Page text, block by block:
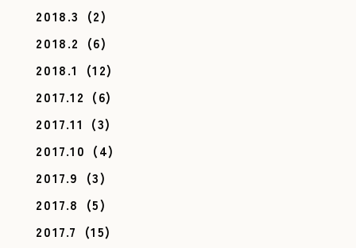
2018.3 (2)
2018.2 (6)
2018.1
(12)
2017.12 (6)
2017.11 (3)
2017.10 (4)
2017.9 (3)
2017.8 (5)
2017.7 (15)